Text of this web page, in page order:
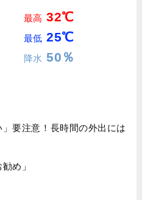
最高 32℃
最低 25℃
降水 50％
要注意！長時間の外出には
め」